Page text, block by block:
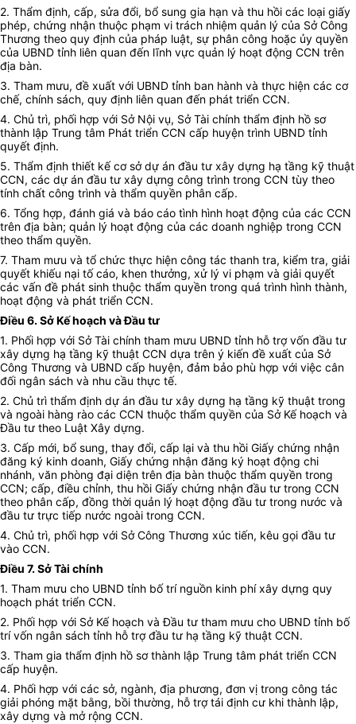
2. Thẩm định, cấp, sửa đổi, bổ sung gia hạn và thu hồi các loại giấy
phép, chứng nhận thuộc phạm vi trách nhiệm quản lý của Sở Công
Thương theo quy định của pháp luật, sự phân công hoặc ủy quyền
của UBND tỉnh liên quan đến lĩnh vực quản lý hoạt động CCN trên
địa bàn.
3. Tham mưu, đề xuất với UBND tỉnh ban hành và thực hiện các cơ
chế, chính sách, quy định liên quan đến phát triển CCN.
4. Chủ trì, phối hợp với Sở Nội vụ, Sở Tài chính thẩm định hồ sơ
thành lập Trung tâm Phát triển CCN cấp huyện trình UBND tỉnh
quyết định.
5. Thẩm định thiết kế cơ sở dự án đầu tư xây dựng hạ tầng kỹ thuật
CCN, các dự án đầu tư xây dựng công trình trong CCN tùy theo
tính chất công trình và thẩm quyền phân cấp.
6. Tổng hợp, đánh giá và báo cáo tình hình hoạt động của các CCN
trên địa bàn; quản lý hoạt động của các doanh nghiệp trong CCN
theo thẩm quyền.
7. Tham mưu và tổ chức thực hiện công tác thanh tra, kiểm tra, giải
quyết khiếu nại tố cáo, khen thưởng, xử lý vi phạm và giải quyết
các vấn đề phát sinh thuộc thẩm quyền trong quá trình hình thành,
hoạt động và phát triển CCN.
Điều 6. Sở Kế hoạch và Đầu tư
1. Phối hợp với Sở Tài chính tham mưu UBND tỉnh hỗ trợ vốn đầu tư
xây dựng hạ tầng kỹ thuật CCN dựa trên ý kiến đề xuất của Sở
Công Thương và UBND cấp huyện, đảm bảo phù hợp với việc cân
đối ngân sách và nhu cầu thực tế.
2. Chủ trì thẩm định dự án đầu tư xây dựng hạ tầng kỹ thuật trong
và ngoài hàng rào các CCN thuộc thẩm quyền của Sở Kế hoạch và
Đầu tư theo Luật Xây dựng.
3. Cấp mới, bổ sung, thay đổi, cấp lại và thu hồi Giấy chứng nhận
đăng ký kinh doanh, Giấy chứng nhận đăng ký hoạt động chi
nhánh, văn phòng đại diện trên địa bàn thuộc thẩm quyền trong
CCN; cấp, điều chỉnh, thu hồi Giấy chứng nhận đầu tư trong CCN
theo phân cấp, đồng thời quản lý hoạt động đầu tư trong nước và
đầu tư trực tiếp nước ngoài trong CCN.
4. Chủ trì, phối hợp với Sở Công Thương xúc tiến, kêu gọi đầu tư
vào CCN.
Điều 7. Sở Tài chính
1. Tham mưu cho UBND tỉnh bố trí nguồn kinh phí xây dựng quy
hoạch phát triển CCN.
2. Phối hợp với Sở Kế hoạch và Đầu tư tham mưu cho UBND tỉnh bố
trí vốn ngân sách tỉnh hỗ trợ đầu tư hạ tầng kỹ thuật CCN.
3. Tham gia thẩm định hồ sơ thành lập Trung tâm phát triển CCN
cấp huyện.
4. Phối hợp với các sở, ngành, địa phương, đơn vị trong công tác
giải phóng mặt bằng, bồi thường, hỗ trợ tái định cư khi thành lập,
xây dựng và mở rộng CCN.